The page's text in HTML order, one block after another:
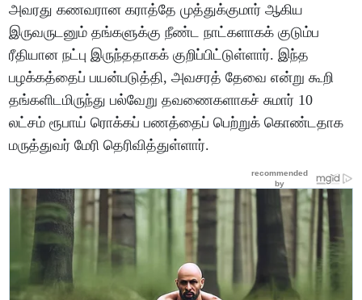
அவரது கணவரான கராத்தே முத்துக்குமார் ஆகிய
இருவருடனும் தங்களுக்கு நீண்ட நாட்களாகக் குடும்ப
ரீதியான நட்பு இருந்ததாகக் குறிப்பிட்டுள்ளார். இந்த
பழக்கத்தைப் பயன்படுத்தி, அவசரத் தேவை என்று கூறி
தங்களிடமிருந்து பல்வேறு தவணைகளாகச் சுமார் 10
லட்சம் ரூபாய் ரொக்கப் பணத்தைப் பெற்றுக் கொண்டதாக
மருத்துவர் மேரி தெரிவித்துள்ளார்.